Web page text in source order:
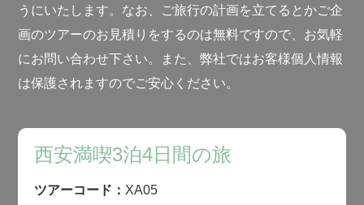
うにいたします。なお、ご旅行の計画を立てるとかご企
画のツアーのお見積りをするのは無料ですので、お気軽
にお問い合わせ下さい。また、弊社ではお客様個人情報
は保護されますのでご安心ください。
西安満喫3泊4日間の旅
ツアーコード： XA05